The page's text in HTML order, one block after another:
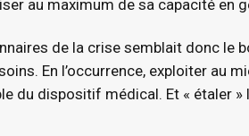
au maximum de sa capacité en
de la crise semblait donc le
En l’occurrence, exploiter au
du dispositif médical. Et « étaler